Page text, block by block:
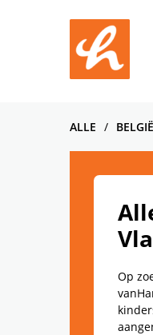
ALLE BELGIË
Op